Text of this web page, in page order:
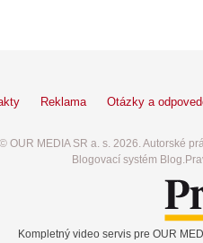
Reklama Otázky a
© OUR MEDIA SR a. s. 2026. Autorské
Blogovací systém
Kompletný video servis pre OUR